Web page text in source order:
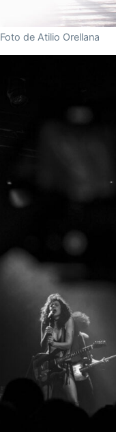
Foto de Atilio Orellana